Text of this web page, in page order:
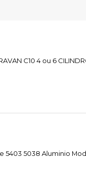
C10 4 ou 6
5403 5038 Aluminio